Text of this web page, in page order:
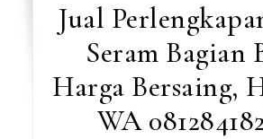
Jual
Seram Bagian
Harga Bersaing,
WA